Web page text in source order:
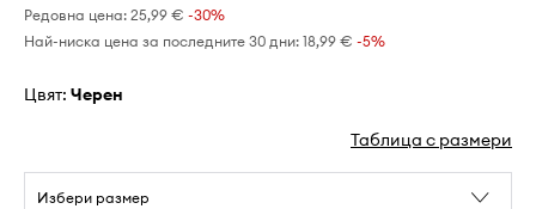
Редовна цена: 25,99 € -30%
Най-ниска цена за последните 30 дни: 18,99 € -5%
Цвят: черен
Таблица с размери
Избери размер